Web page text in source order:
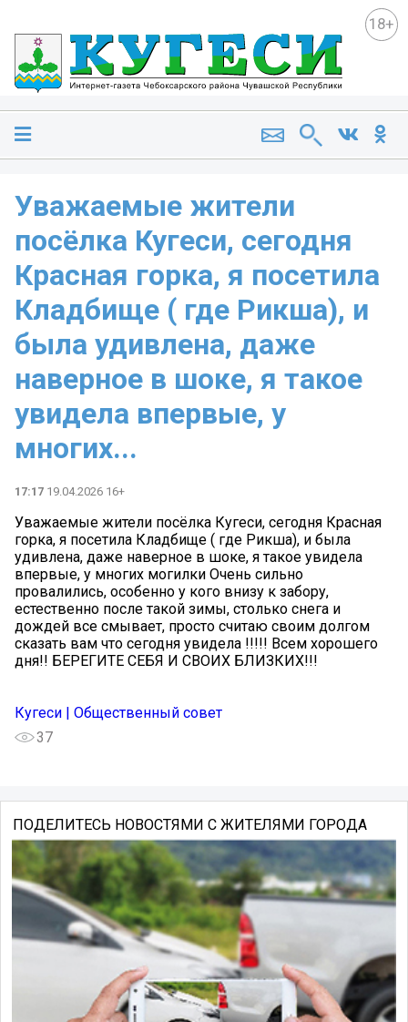
18+
Уважаемые жители
посёлка Кугеси, сегодня
Красная горка, я посетила
Кладбище ( где Рикша), и
была удивлена, даже
наверное в шоке, я такое
увидела впервые, у
многих...
17:17 19.04.2026 16+
Уважаемые жители посёлка Кугеси, сегодня Красная
горка, я посетила Кладбище ( где Рикша), и была
удивлена, даже наверное в шоке, я такое увидела
впервые, у многих могилки Очень сильно
провалились, особенно у кого внизу к забору,
естественно после такой зимы, столько снега и
дождей все смывает, просто считаю своим долгом
сказать вам что сегодня увидела !!!!! Всем хорошего
дня!! БЕРЕГИТЕ СЕБЯ И СВОИХ БЛИЗКИХ!!!
Кугеси | Общественный совет
37
ПОДЕЛИТЕСЬ НОВОСТЯМИ С ЖИТЕЛЯМИ ГОРОДА